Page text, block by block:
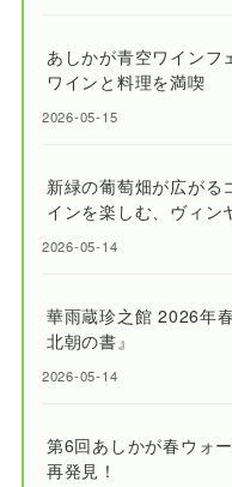
あしかが青空ワイン
ワインと料理を満喫
2026-05-15
新緑の葡萄畑が広が
インを楽しむ、ヴィン
2026-05-14
華雨蔵珍之館 2026年
北朝の書』
2026-05-14
第6回あしかが春ウォ
再発見！